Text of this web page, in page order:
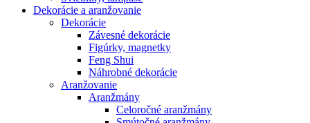
Dekorácie a aranžovanie
Dekorácie
Závesné dekorácie
Figúrky, magnetky
Feng Shui
Náhrobné dekorácie
Aranžovanie
Aranžmány
Celoročné aranžmány